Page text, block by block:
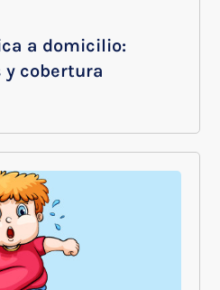
a domicilio:
cobertura